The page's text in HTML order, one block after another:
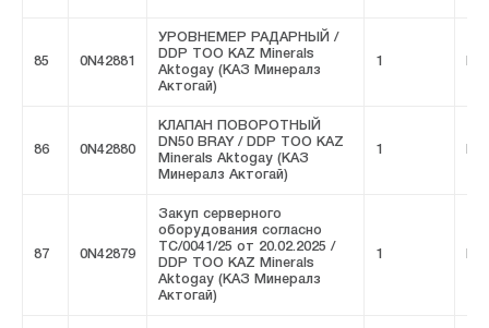
85 0N42881
УРОВНЕМЕР РАДАРНЫЙ /
DDP ТОО KAZ Minerals
Aktogay (КАЗ Минералз
Актогай)
1
86 0N42880
КЛАПАН ПОВОРОТНЫЙ
DN50 BRAY / DDP ТОО KAZ
Minerals Aktogay (КАЗ
Минералз Актогай)
1
87 0N42879
Закуп серверного
оборудования согласно
ТС/0041/25 от 20.02.2025 /
DDP ТОО KAZ Minerals
Aktogay (КАЗ Минералз
Актогай)
1